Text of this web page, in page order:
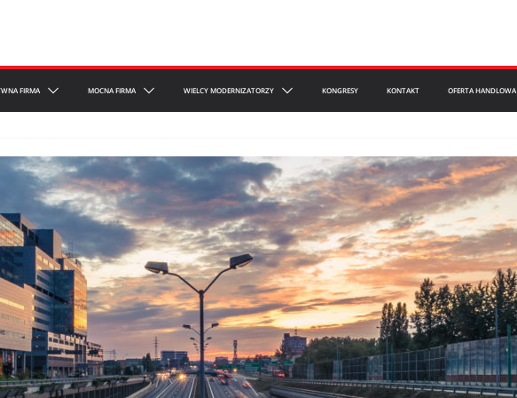
FIRMA MOCNA FIRMA WIELCY MODERNIZATORZY KONGRESY KONTAKT OFERTA HANDLOWA